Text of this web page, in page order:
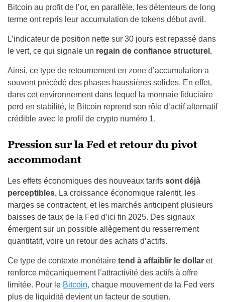
Bitcoin au profit de l’or, en parallèle, les détenteurs de long
terme ont repris leur accumulation de tokens début avril.
L’indicateur de position nette sur 30 jours est repassé dans
le vert, ce qui signale un regain de confiance structurel.
Ainsi, ce type de retournement en zone d’accumulation a
souvent précédé des phases haussières solides. En effet,
dans cet environnement dans lequel la monnaie fiduciaire
perd en stabilité, le Bitcoin reprend son rôle d’actif alternatif
crédible avec le profil de crypto numéro 1.
Pression sur la Fed et retour du pivot
accommodant
Les effets économiques des nouveaux tarifs sont déjà
perceptibles. La croissance économique ralentit, les
marges se contractent, et les marchés anticipent plusieurs
baisses de taux de la Fed d’ici fin 2025. Des signaux
émergent sur un possible allègement du resserrement
quantitatif, voire un retour des achats d’actifs.
Ce type de contexte monétaire tend à affaiblir le dollar et
renforce mécaniquement l’attractivité des actifs à offre
limitée. Pour le Bitcoin, chaque mouvement de la Fed vers
plus de liquidité devient un facteur de soutien.